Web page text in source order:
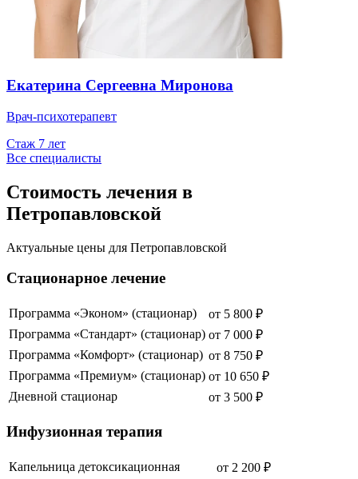
Екатерина Сергеевна Миронова
Врач-психотерапевт
Стаж 7 лет
Все специалисты
Стоимость лечения в
Петропавловской
Актуальные цены для Петропавловской
Стационарное лечение
Программа «Эконом» (стационар) от 5 800 ₽
Программа «Стандарт» (стационар) от 7 000 ₽
Программа «Комфорт» (стационар) от 8 750 ₽
Программа «Премиум» (стационар) от 10 650 ₽
Дневной стационар
от 3 500 ₽
Инфузионная терапия
Капельница детоксикационная от 2 200 ₽